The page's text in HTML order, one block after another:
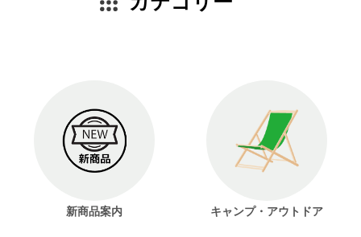
新商品案内 キャンプ・アウトドア